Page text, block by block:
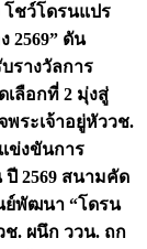
โชว์โดรนแปร
2569” ดัน
รางวัลการ
ลือกที่ 2 มุ่งสู่
ระเจ้าอยู่หัววช.
ข่งขันการ
2569 สนามคัด
ย์พัฒนา “โดรน
ช. ผนึก ววน. ถก